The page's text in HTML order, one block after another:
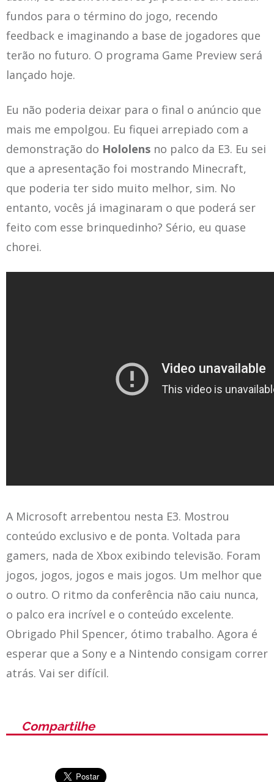
fundos para o término do jogo, recendo
feedback e imaginando a base de jogadores que
terão no futuro. O programa Game Preview será
lançado hoje.
Eu não poderia deixar para o final o anúncio que
mais me empolgou. Eu fiquei arrepiado com a
demonstração do Hololens no palco da E3. Eu sei
que a apresentação foi mostrando Minecraft,
que poderia ter sido muito melhor, sim. No
entanto, vocês já imaginaram o que poderá ser
feito com esse brinquedinho? Sério, eu quase
chorei.
A Microsoft arrebentou nesta E3. Mostrou
conteúdo exclusivo e de ponta. Voltada para
gamers, nada de Xbox exibindo televisão. Foram
jogos, jogos, jogos e mais jogos. Um melhor que
o outro. O ritmo da conferência não caiu nunca,
o palco era incrível e o conteúdo excelente.
Obrigado Phil Spencer, ótimo trabalho. Agora é
esperar que a Sony e a Nintendo consigam correr
atrás. Vai ser difícil.
Compartilhe